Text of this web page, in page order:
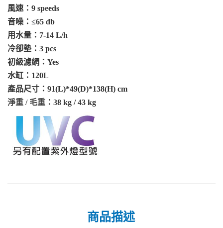
風速： 9 speeds
音噪： ≤65 db
用水量： 7-14 L/h
冷卻墊： 3 pcs
初級濾網： Yes
水缸： 120L
產品尺寸： 91(L)*49(D)*138(H) cm
淨重 / 毛重 ： 38 kg /43 kg
商品描述